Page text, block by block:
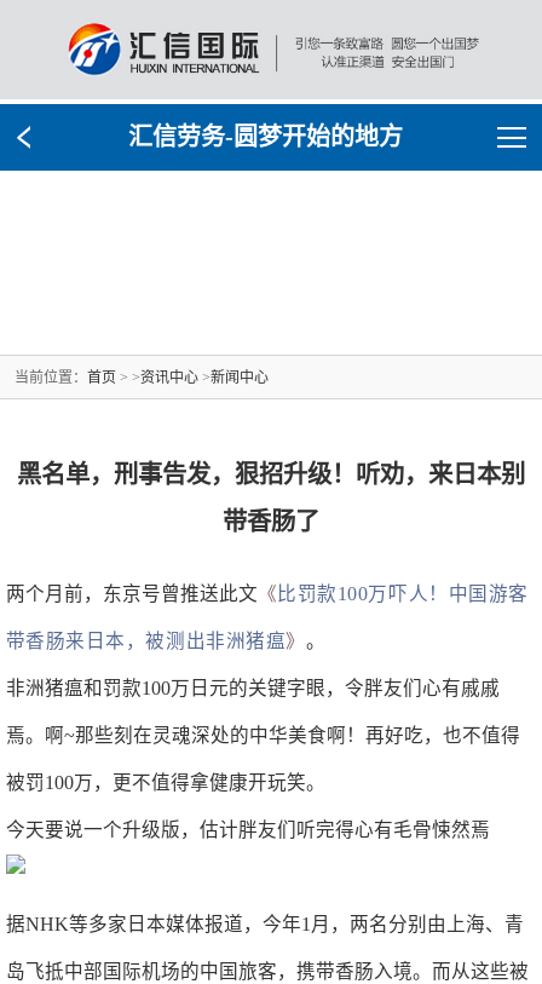
汇信劳务-圆梦开始的地方
当前位置： 首页 > >资讯中心 >新闻中心
黑名单，刑事告发，狠招升级！听劝，来日本别
带香肠了
两个月前，东京号曾推送此文 《 比罚款100万吓人！中国游客
带香肠来日本，被测出非洲猪瘟》 。
非洲猪瘟和罚款100万日元的关键字眼，令胖友们心有戚戚
焉。啊~那些刻在灵魂深处的中华美食啊！再好吃，也不值得
被罚100万，更不值得拿健康开玩笑。
今天要说一个升级版，估计胖友们听完得心有毛骨悚然焉
据NHK等多家日本媒体报道，今年1月，两名分别由上海、青
岛飞抵中部国际机场的中国旅客，携带香肠入境。而从这些被